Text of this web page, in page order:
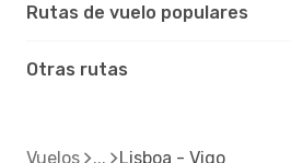
Rutas de vuelo populares
Otras rutas
Vuelos Lisboa - Vigo